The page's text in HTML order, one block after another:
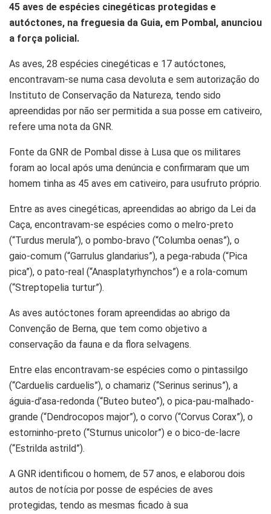
45 aves de espécies cinegéticas protegidas e
autóctones, na freguesia da Guia, em Pombal, anunciou
a força policial.
As aves, 28 espécies cinegéticas e 17 autóctones,
encontravam-se numa casa devoluta e sem autorização do
Instituto de Conservação da Natureza, tendo sido
apreendidas por não ser permitida a sua posse em cativeiro,
refere uma nota da GNR.
Fonte da GNR de Pombal disse à Lusa que os militares
foram ao local após uma denúncia e confirmaram que um
homem tinha as 45 aves em cativeiro, para usufruto próprio.
Entre as aves cinegéticas, apreendidas ao abrigo da Lei da
Caça, encontravam-se espécies como o melro-preto
(“Turdus merula”), o pombo-bravo (“Columba oenas”), o
gaio-comum (“Garrulus glandarius”), a pega-rabuda (“Pica
pica”), o pato-real (“Anasplatyrhynchos”) e a rola-comum
(“Streptopelia turtur”).
As aves autóctones foram apreendidas ao abrigo da
Convenção de Berna, que tem como objetivo a
conservação da fauna e da flora selvagens.
Entre elas encontravam-se espécies como o pintassilgo
(“Carduelis carduelis”), o chamariz (“Serinus serinus”), a
águia-d’asa-redonda (“Buteo buteo”), o pica-pau-malhado-
grande (“Dendrocopos major”), o corvo (“Corvus Corax”), o
estorninho-preto (“Sturnus unicolor”) e o bico-de-lacre
(“Estrilda astrild”).
A GNR identificou o homem, de 57 anos, e elaborou dois
autos de notícia por posse de espécies de aves
protegidas, tendo as mesmas ficado à sua